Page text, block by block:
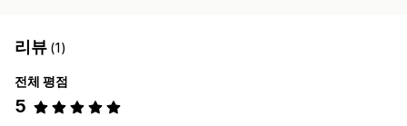
리뷰 (1)
전체 평점
5